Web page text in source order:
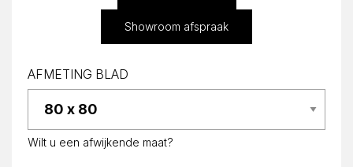
Showroom afspraak
AFMETING BLAD
Wilt u een afwijkende maat?